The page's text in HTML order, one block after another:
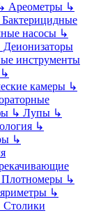
Ареометры ↳
Бактерицидные
насосы ↳
Деионизаторы
инструменты
↳
камеры ↳
↳ Лупы ↳
↳
↳
Плотномеры ↳
↳
Столики